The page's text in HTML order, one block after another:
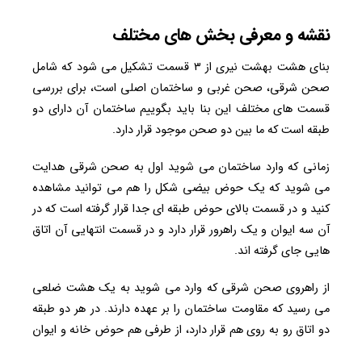
نقشه و معرفی بخش های مختلف
بنای هشت بهشت نیری از ۳ قسمت تشکیل می شود که شامل
صحن شرقی، صحن غربی و ساختمان اصلی است، برای بررسی
قسمت های مختلف این بنا باید بگوییم ساختمان آن دارای دو
طبقه است که ما بین دو صحن موجود قرار دارد.
زمانی که وارد ساختمان می شوید اول به صحن شرقی هدایت
می شوید که یک حوض بیضی شکل را هم می توانید مشاهده
کنید و در قسمت بالای حوض طبقه ای جدا قرار گرفته است که در
آن سه ایوان و یک راهرور قرار دارد و در قسمت انتهایی آن اتاق
هایی جای گرفته اند.
از راهروی صحن شرقی که وارد می شوید به یک هشت ضلعی
می رسید که مقاومت ساختمان را بر عهده دارند. در هر دو طبقه
دو اتاق رو به روی هم قرار دارد، از طرفی هم حوض خانه و ایوان